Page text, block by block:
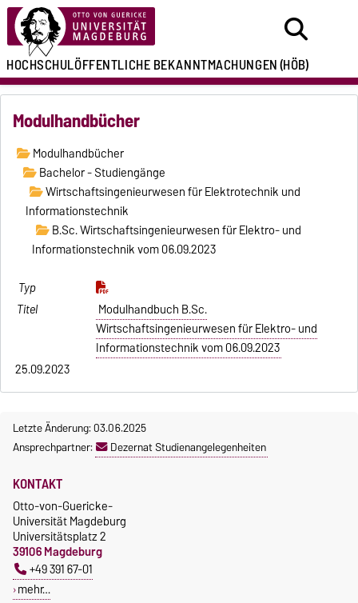
HOCHSCHULÖFFENTLICHEBEKANNTMACHUNGEN(HÖB)
Modulhandbücher
Modulhandbücher
Bachelor - Studiengänge
Wirtschaftsingenieurwesen für Elektrotechnik und
Informationstechnik
B.Sc. Wirtschaftsingenieurwesen für Elektro- und
Informationstechnik vom 06.09.2023
Modulhandbuch B.Sc.
Wirtschaftsingenieurwesen für Elektro- und
Informationstechnik vom 06.09.2023
25.09.2023
Letzte Änderung: 03.06.2025
Ansprechpartner:
Dezernat Studienangelegenheiten
KONTAKT
Otto-von-Guericke-
Universität Magdeburg
Universitätsplatz 2
39106 Magdeburg
+49 391 67-01
mehr…